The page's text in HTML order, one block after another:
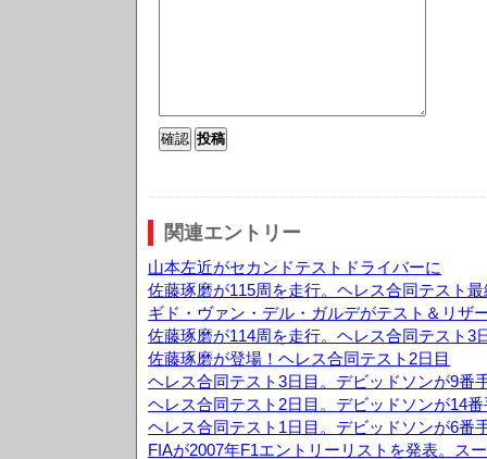
関連エントリー
山本左近がセカンドテストドライバーに
佐藤琢磨が115周を走行。ヘレス合同テスト
ギド・ヴァン・デル・ガルデがテスト＆リザ
佐藤琢磨が114周を走行。ヘレス合同テスト3
佐藤琢磨が登場！ヘレス合同テスト2日目
ヘレス合同テスト3日目。デビッドソンが9番
ヘレス合同テスト2日目。デビッドソンが14
ヘレス合同テスト1日目。デビッドソンが6番
FIAが2007年F1エントリーリストを発表。ス